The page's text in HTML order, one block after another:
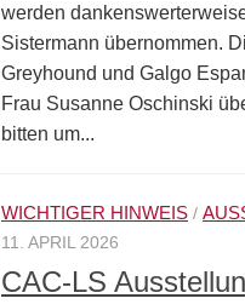
werden
Sistermann übernommen.
Greyhound und Galgo
Frau Susanne Oschinski
bitten um...
WICHTIGER HINWEIS /
11. APRIL 2026
CAC-LS